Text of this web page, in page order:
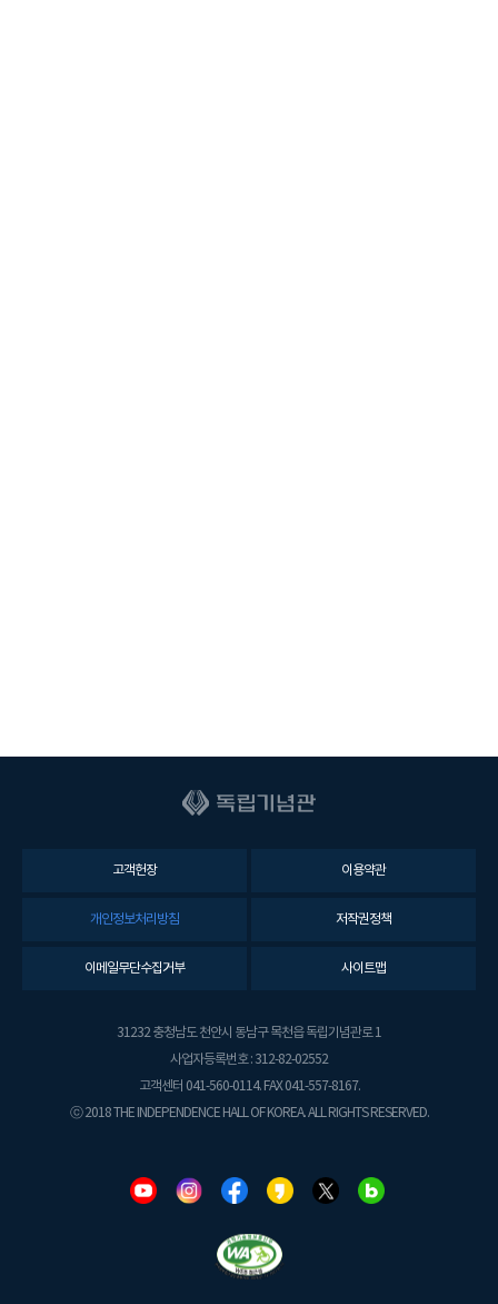
고객헌장 이용약관
개인정보처리방침 저작권정책
이메일무단수집거부 사이트맵
31232 충청남도 천안시 동남구 목천읍 독립기념관로 1
사업자등록번호 : 312-82-02552
고객센터 041-560-0114. FAX 041-557-8167.
ⓒ 2018 THE INDEPENDENCE HALL OF KOREA. ALL RIGHTS RESERVED.